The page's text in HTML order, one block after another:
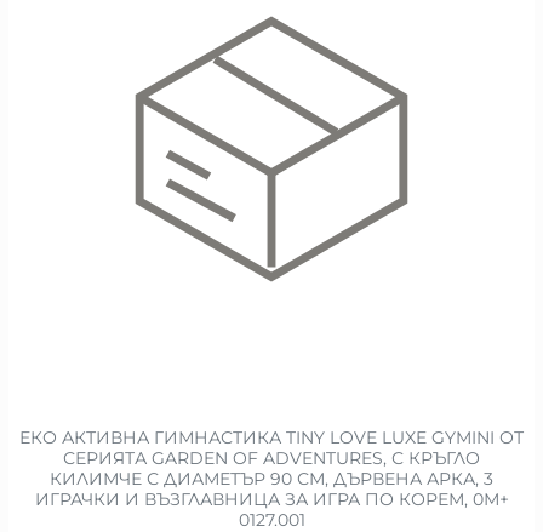
ЕКО АКТИВНА ГИМНАСТИКА TINY LOVE LUXE GYMINI ОТ
СЕРИЯТА GARDEN OF ADVENTURES, С КРЪГЛО
КИЛИМЧЕ С ДИАМЕТЪР 90 СМ, ДЪРВЕНА АРКА, 3
ИГРАЧКИ И ВЪЗГЛАВНИЦА ЗА ИГРА ПО КОРЕМ, 0М+
0127.001